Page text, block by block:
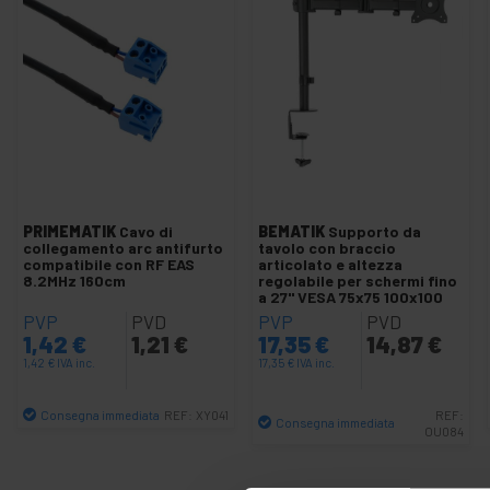
Video sorveglianza
+
Elettronica
e gadget
+
Casa
+
Zona
medica
+
PRIMEMATIK Cavo di
collegamento arc antifurto
compatibile con RF EAS
8.2MHz 160cm
PVP
1,42 €
1,42 € IVA inc.
PVD
1,21 €
Consegna immediata REF: XY041
BEMATIK Supporto da
tavolo con braccio
articolato e altezza
regolabile per schermi fino
a 27" VESA 75x75 100x100
PVP
17,35€
17,35 € IVA inc.
PVD
14,87 €
Consegna immediata
REF:
OU084